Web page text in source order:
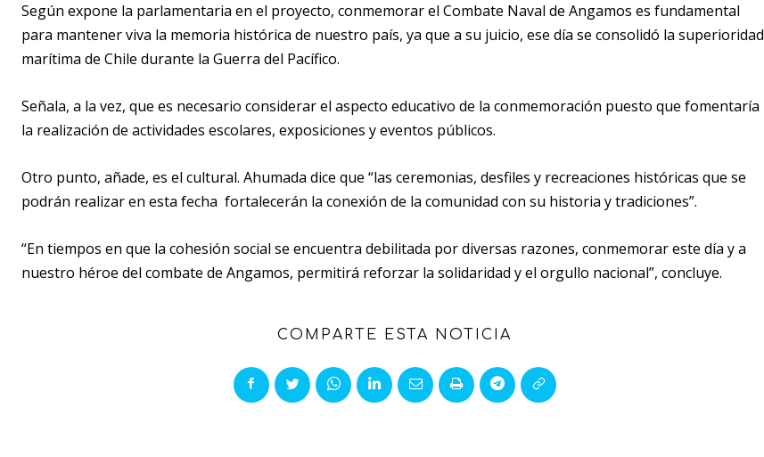
Según expone la parlamentaria en el proyecto, conmemorar el Combate Naval de Angamos es fundamental
para mantener viva la memoria histórica de nuestro país, ya que a su juicio, ese día se consolidó la superioridad
marítima de Chile durante la Guerra del Pacífico.
Señala, a la vez, que es necesario considerar el aspecto educativo de la conmemoración puesto que fomentaría
la realización de actividades escolares, exposiciones y eventos públicos.
Otro punto, añade, es el cultural. Ahumada dice que “las ceremonias, desfiles y recreaciones históricas que se
podrán realizar en esta fecha fortalecerán la conexión de la comunidad con su historia y tradiciones”.
“En tiempos en que la cohesión social se encuentra debilitada por diversas razones, conmemorar este día y a
nuestro héroe del combate de Angamos, permitirá reforzar la solidaridad y el orgullo nacional”, concluye.
COMPARTE ESTA NOTICIA